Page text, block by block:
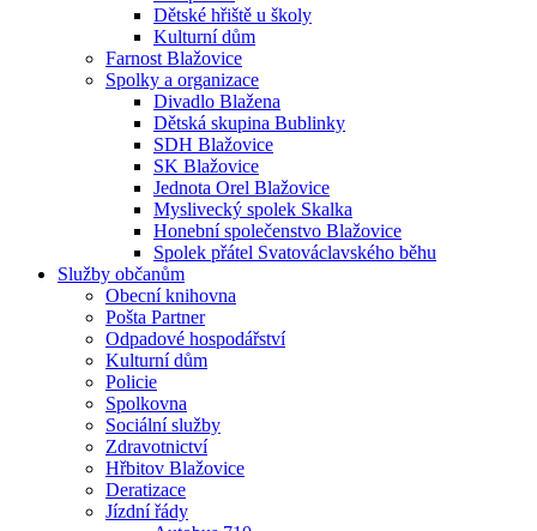
Dětské hřiště u školy
Kulturní dům
Farnost Blažovice
Spolky a organizace
Divadlo Blažena
Dětská skupina Bublinky
SDH Blažovice
SK Blažovice
Jednota Orel Blažovice
Myslivecký spolek Skalka
Honební společenstvo Blažovice
Spolek přátel Svatováclavského běhu
Služby občanům
Obecní knihovna
Pošta Partner
Odpadové hospodářství
Kulturní dům
Policie
Spolkovna
Sociální služby
Zdravotnictví
Hřbitov Blažovice
Deratizace
Jízdní řády